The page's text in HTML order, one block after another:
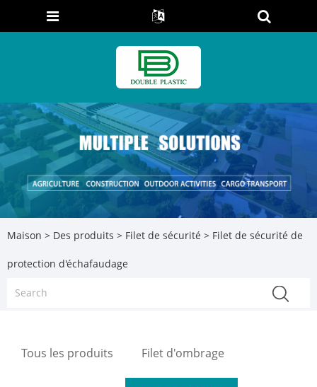
Maison > Des produits > Filet de sécurité > Filet de sécurité de
protection d'échafaudage
Tous les produits Filet d'ombrage